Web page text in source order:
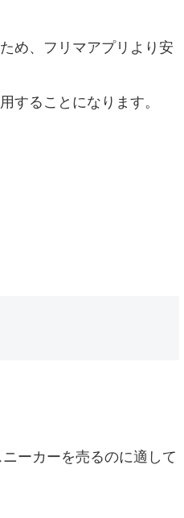
め、フリマアプリより安
することになります。
ーカーを売るのに適して